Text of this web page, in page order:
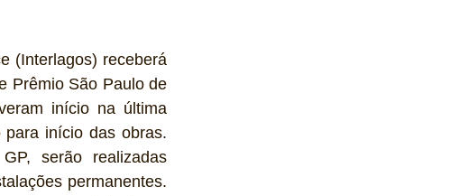
(Interlagos) receberá
Prêmio São Paulo de
início na última
início das obras.
serão realizadas
permanentes.